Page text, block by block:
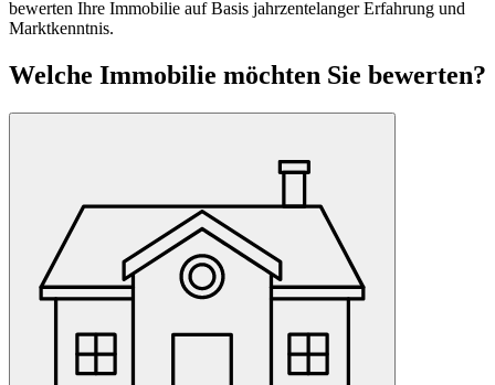
bewerten Ihre Immobilie auf Basis jahrzentelanger Erfahrung und
Marktkenntnis.
Welche Immobilie möchten Sie bewerten?